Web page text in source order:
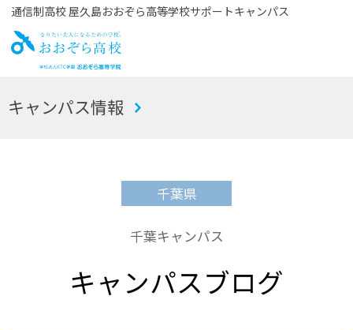
通信制高校 屋久島おおぞら高等学校サポートキャンパス
お
キャンパス情報
千葉県
千葉キャンパス
キャンパスブログ